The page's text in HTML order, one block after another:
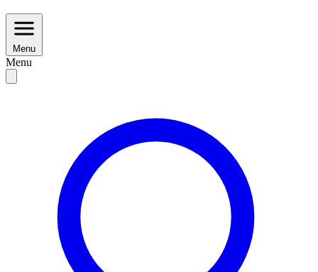
Menu
Menu